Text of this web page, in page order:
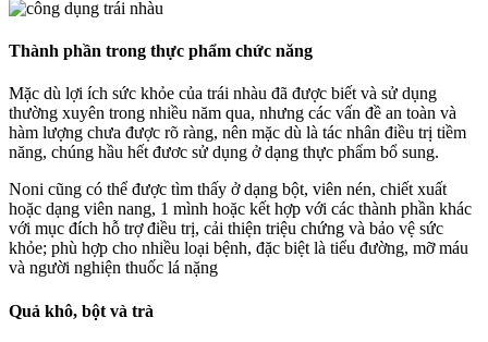
Thành phần trong thực phẩm chức năng
Mặc dù lợi ích sức khỏe của trái nhàu đã được biết và sử dụng
thường xuyên trong nhiều năm qua, nhưng các vấn đề an toàn và
hàm lượng chưa được rõ ràng, nên mặc dù là tác nhân điều trị tiềm
năng, chúng hầu hết đươc sử dụng ở dạng thực phẩm bổ sung.
Noni cũng có thể được tìm thấy ở dạng bột, viên nén, chiết xuất
hoặc dạng viên nang, 1 mình hoặc kết hợp với các thành phần khác
với mục đích hỗ trợ điều trị, cải thiện triệu chứng và bảo vệ sức
khỏe; phù hợp cho nhiều loại bệnh, đặc biệt là tiểu đường, mỡ máu
và người nghiện thuốc lá nặng
Quả khô, bột và trà